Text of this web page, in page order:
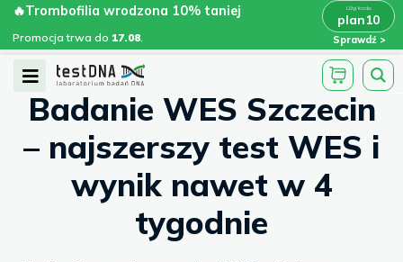
Skip
content
🔥Trombofilia wrodzona 10% taniej
Promocja trwa do 17.08.
plan10
Sprawdź
🔥Trombofilia wrodzona 10% taniej
plan10 x
Open
Menu
testdna.pl
Badanie WES Szczecin
– najszerszy test WES i
wynik nawet w 4
tygodnie